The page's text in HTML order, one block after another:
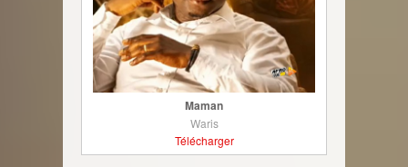
Maman
Waris
Télécharger